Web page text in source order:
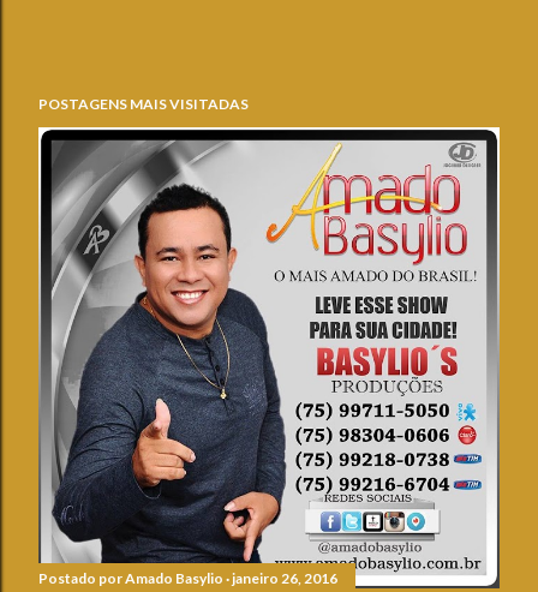
POSTAGENS MAIS VISITADAS
Postado porAmado Basylio janeiro 26, 2016